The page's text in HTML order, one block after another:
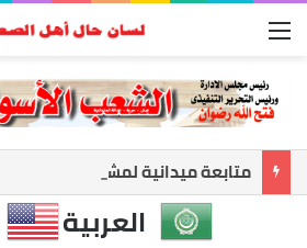
القائمة
العربية